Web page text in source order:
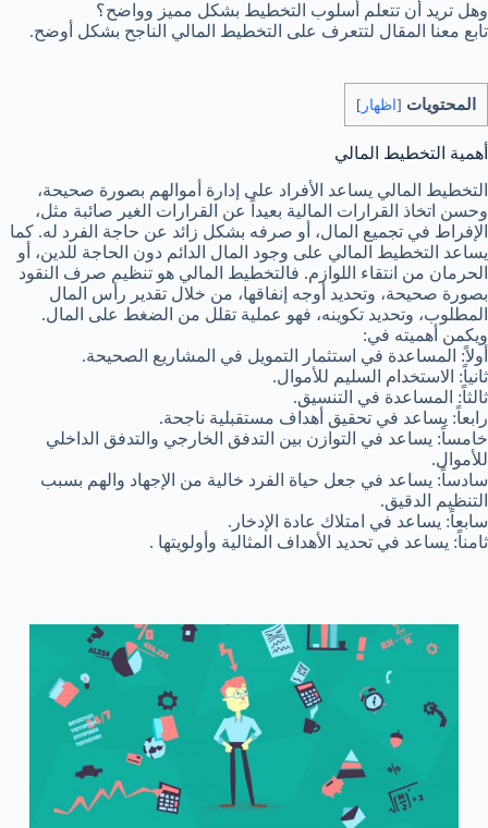
وهل تريد أن تتعلم أسلوب التخطيط بشكل مميز وواضح؟
تابع معنا المقال لتتعرف على التخطيط المالي الناجح بشكل أوضح.
المحتويات [ اظهار ]
أهمية التخطيط المالي
التخطيط المالي يساعد الأفراد على إدارة أموالهم بصورة صحيحة،
وحسن اتخاذ القرارات المالية بعيداً عن القرارات الغير صائبة مثل،
الإفراط في تجميع المال، أو صرفه بشكل زائد عن حاجة الفرد له. كما
يساعد التخطيط المالي على وجود المال الدائم دون الحاجة للدين، أو
الحرمان من انتقاء اللوازم. فالتخطيط المالي هو تنظيم صرف النقود
بصورة صحيحة، وتحديد أوجه إنفاقها، من خلال تقدير رأس المال
المطلوب، وتحديد تكوينه، فهو عملية تقلل من الضغط على المال.
ويكمن أهميته في:
أولاً: المساعدة في استثمار التمويل في المشاريع الصحيحة.
ثانياً: الاستخدام السليم للأموال.
ثالثاً: المساعدة في التنسيق.
رابعاً: يساعد في تحقيق أهداف مستقبلية ناجحة.
خامساً: يساعد في التوازن بين التدفق الخارجي والتدفق الداخلي
للأموال.
سادساً: يساعد في جعل حياة الفرد خالية من الإجهاد والهم بسبب
التنظيم الدقيق.
سابعاً: يساعد في امتلاك عادة الإدخار.
ثامناً: يساعد في تحديد الأهداف المثالية وأولويتها .